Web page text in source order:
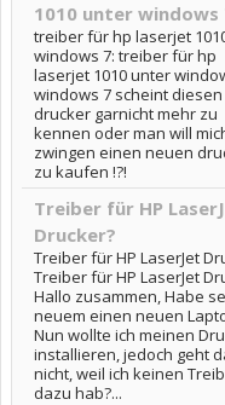
1010 unter windows
treiber für hp laserjet
windows 7: treiber für hp
laserjet 1010 unter
windows 7 scheint diesen
drucker garnicht mehr zu
kennen oder man will
zwingen einen neuen
zu kaufen !?!
Treiber für HP
Drucker?
Treiber für HP LaserJet
Treiber für HP LaserJet
Hallo zusammen, Habe
neuem einen neuen
Nun wollte ich meinen
installieren, jedoch geht
nicht, weil ich keinen
dazu hab?...